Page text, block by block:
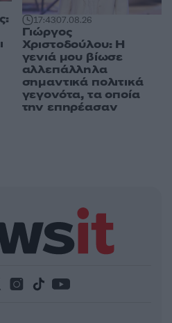
17:4307.08.26
Γιώργος
Χριστοδούλου: Η
γενιά μου βίωσε
αλλεπάλληλα
σημαντικά πολιτικά
γεγονότα, τα οποία
την επηρέασαν